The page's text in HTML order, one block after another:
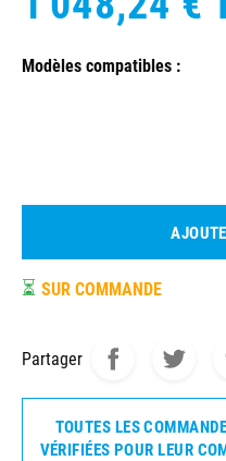
Modèles compatibles :
⏳ SUR COMMANDE
Partager
TOUTES LES
VÉRIFIÉES POUR LEUR